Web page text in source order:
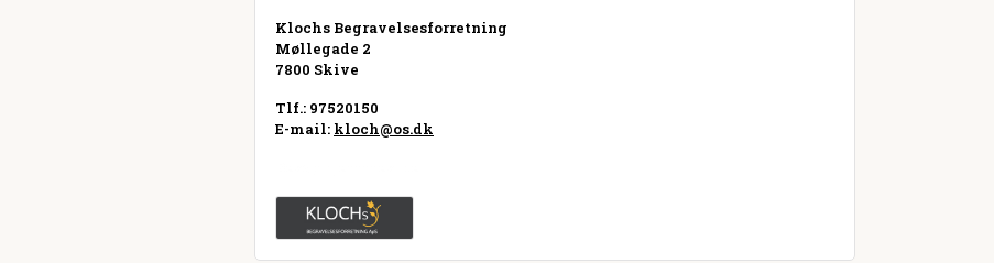
Klochs Begravelsesforretning
Møllegade 2
7800 Skive
Tlf.: 97520150
E-mail: kloch@os.dk